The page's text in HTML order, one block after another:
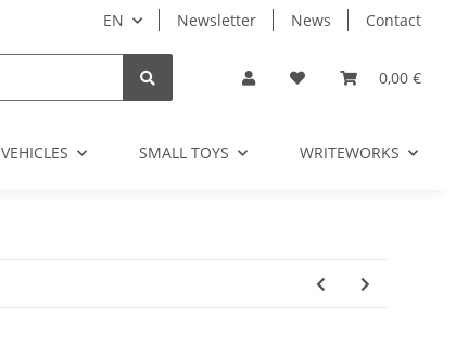
EN Newsletter News Contact
0,00 €
VEHICLES SMALL TOYS WRITEWORKS